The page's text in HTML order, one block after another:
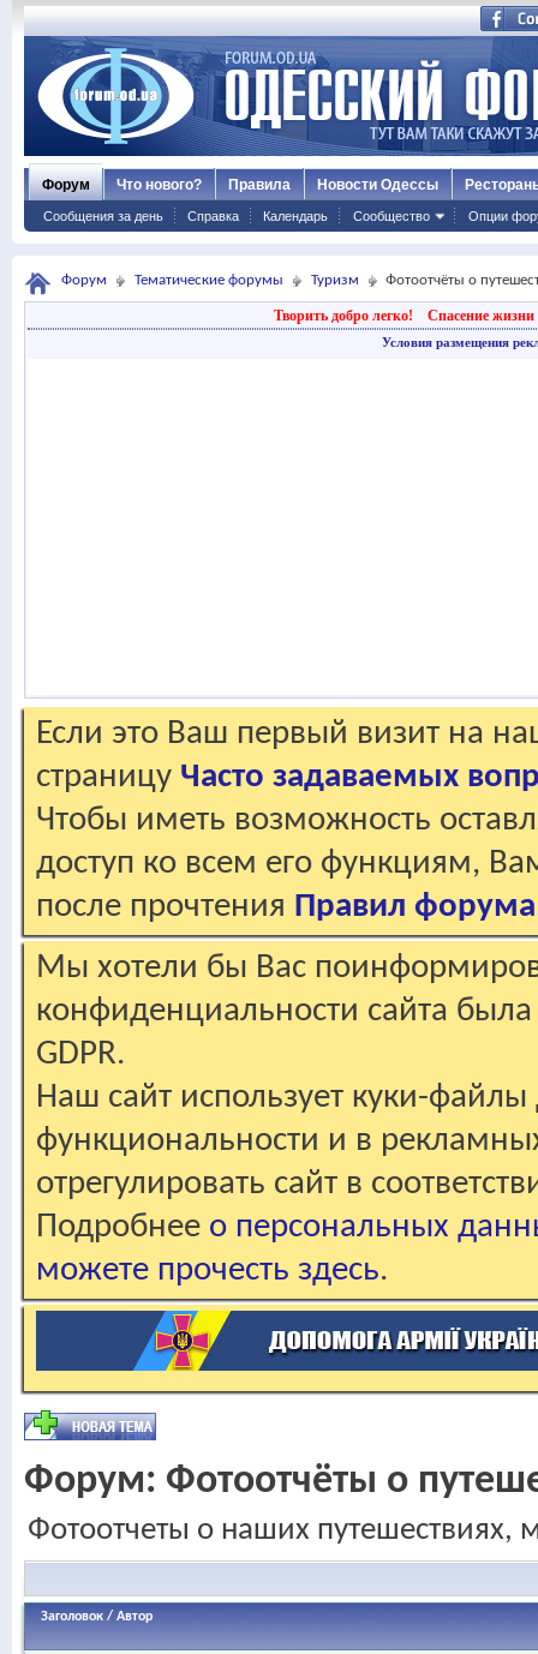
Форум
Сообщения за день Справка Календарь Сообщество Опции
Что нового? Правила Новости Одессы
Форум Тематические форумы Туризм Фотоотчёты о
Творить добро легко! Спасение жизни
Условия размещения
Если это Ваш первый визит на
страницу Часто задаваемых
Чтобы иметь возможность
доступ ко всем его функциям,
после прочтения Правил форума
Мы хотели бы Вас
конфиденциальности сайта
GDPR.
Наш сайт использует куки-файлы
функциональности и в
отрегулировать сайт в
Подробнее о персональных
можете прочесть здесь.
Форум: Фотоотчёты о
Фотоотчеты о наших путешествиях,
Заголовок / Автор